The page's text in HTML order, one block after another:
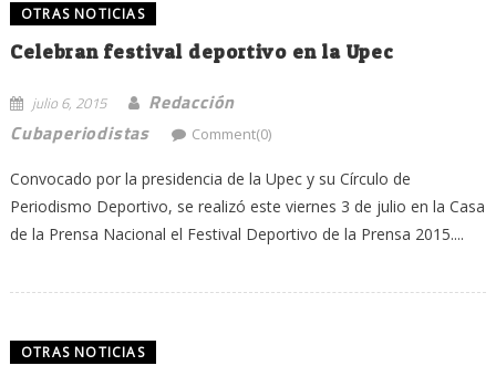
OTRAS NOTICIAS
Celebran festival deportivo en la Upec
julio 6, 2015
Redacción
Cubaperiodistas
Comment(0)
Convocado por la presidencia de la Upec y su Círculo de
Periodismo Deportivo, se realizó este viernes 3 de julio en la Casa
de la Prensa Nacional el Festival Deportivo de la Prensa 2015....
OTRAS NOTICIAS